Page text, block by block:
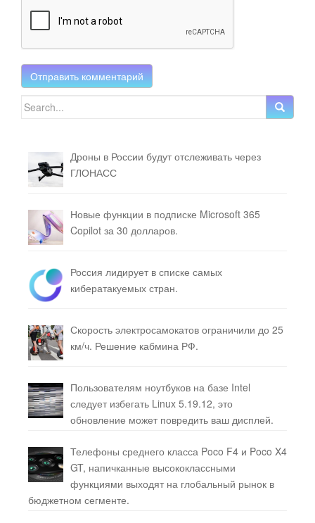
Search for:
Дроны в России будут отслеживать через
ГЛОНАСС
Новые функции в подписке Microsoft 365
Copilot за 30 долларов.
Россия лидирует в списке самых
кибератакуемых стран.
Скорость электросамокатов ограничили до 25
км/ч. Решение кабмина РФ.
Пользователям ноутбуков на базе Intel
следует избегать Linux 5.19.12, это
обновление может повредить ваш дисплей.
Телефоны среднего класса Poco F4 и Poco X4
GT, напичканные высококлассными
функциями выходят на глобальный рынок в
бюджетном сегменте.